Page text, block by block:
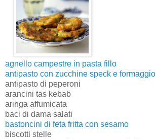
agnello campestre in pasta fillo
antipasto con zucchine speck e formaggio
antipasto di peperoni
arancini tas kebab
aringa affumicata
baci di dama salati
bastoncini di feta fritta con sesamo
biscotti stelle